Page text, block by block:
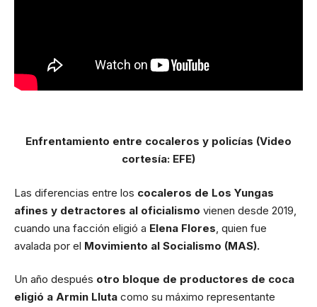
Enfrentamiento entre cocaleros y policías (Video
cortesía: EFE)
Las diferencias entre los cocaleros de Los Yungas
afines y detractores al oficialismo vienen desde 2019,
cuando una facción eligió a Elena Flores , quien fue
avalada por el Movimiento al Socialismo (MAS).
Un año después otro bloque de productores de coca
eligió a Armin Lluta como su máximo representante